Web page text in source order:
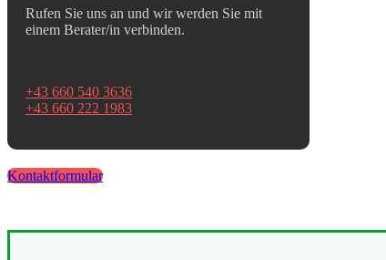
Rufen Sie uns an und wir werden Sie mit
einem Berater/in verbinden.
+43 660 540 3636
+43 660 222 1983
Kontaktformular